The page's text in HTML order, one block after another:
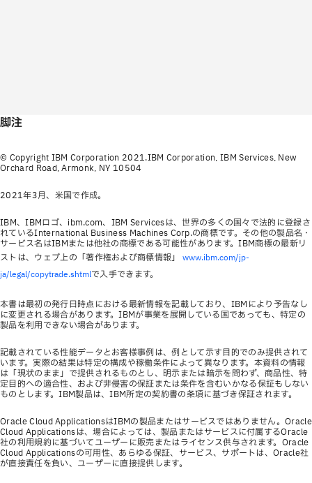
脚注
© Copyright IBM Corporation 2021.IBM Corporation, IBM Services, New
Orchard Road, Armonk, NY 10504
2021年3月、米国で作成。
IBM、IBMロゴ、ibm.com、IBM Servicesは、世界の多くの国々で法的に登録さ
れているInternational Business Machines Corp.の商標です。その他の製品名・
サービス名はIBMまたは他社の商標である可能性があります。IBM商標の最新リ
ストは、ウェブ上の「著作権および商標情報」
www.ibm.com/jp-
ja/legal/copytrade.shtmlで入手できます。
本書は最初の発行日時点における最新情報を記載しており、IBMにより予告なし
に変更される場合があります。IBMが事業を展開している国であっても、特定の
製品を利用できない場合があります。
記載されている性能データとお客様事例は、例として示す目的でのみ提供されて
います。実際の結果は特定の構成や稼働条件によって異なります。本資料の情報
は「現状のまま」で提供されるものとし、明示または暗示を問わず、商品性、特
定目的への適合性、および非侵害の保証または条件を含むいかなる保証もしない
ものとします。IBM製品は、IBM所定の契約書の条項に基づき保証されます。
Oracle Cloud ApplicationsはIBMの製品またはサービスではありません。Oracle
Cloud Applicationsは、場合によっては、製品またはサービスに付属するOracle
社の利用規約に基づいてユーザーに販売またはライセンス供与されます。Oracle
Cloud Applicationsの可用性、あらゆる保証、サービス、サポートは、Oracle社
が直接責任を負い、ユーザーに直接提供します。